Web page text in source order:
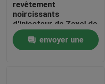
Aperçu
revêtement
noircissants
d'injecteur de Zexel de
rail, pièces de pompe
d'injecteur de Zexel
envoyer une